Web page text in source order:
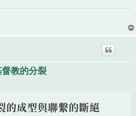
教的分裂
的成型與聯繫的斷絕